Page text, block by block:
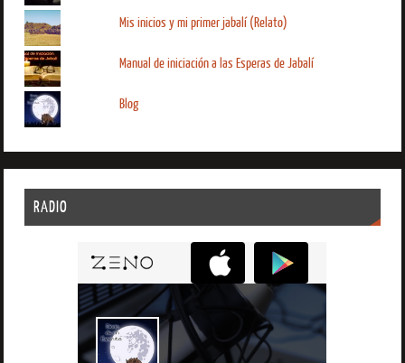
Mis inicios y mi primer jabalí (Relato)
Manual de iniciación a las Esperas de Jabalí
Blog
RADIO